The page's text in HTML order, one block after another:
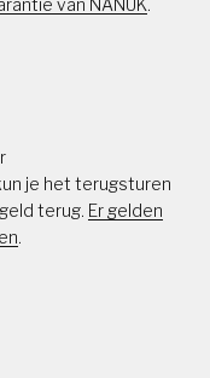
van NANUK.
je het terugsturen
terug. Er gelden
.